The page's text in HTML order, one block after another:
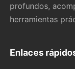
profundos,
herramientas
Enlaces